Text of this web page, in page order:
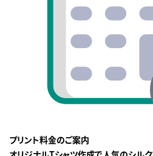
プリント料金のご案内